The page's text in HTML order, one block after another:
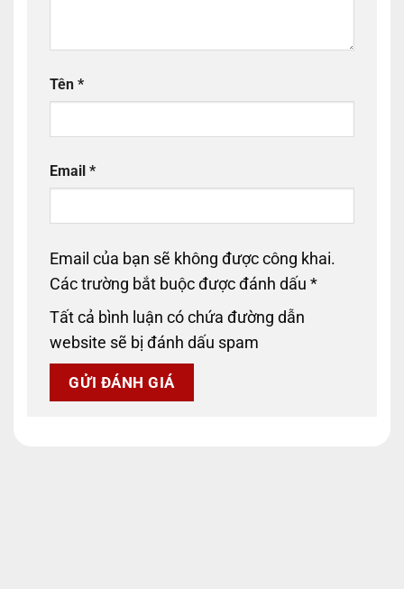
Tên *
Email *
Email của bạn sẽ không được công khai.
Các trường bắt buộc được đánh dấu *
Tất cả bình luận có chứa đường dẫn
website sẽ bị đánh dấu spam